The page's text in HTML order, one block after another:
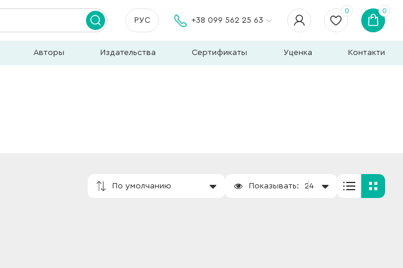
РУС +38 099 562 25 63
0 0
Авторы Издательства Сертификаты Уценка Контакти
По умолчанию Показывать: 24